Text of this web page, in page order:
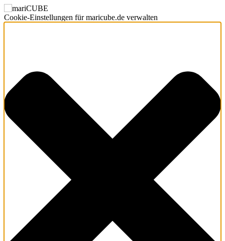
Cookie-Einstellungen für maricube.de verwalten